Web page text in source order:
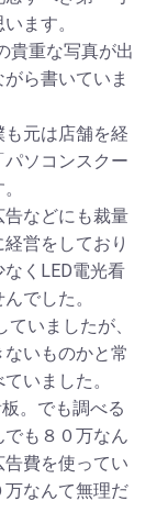
ます。
貴重な写真が出
ら書いていま
元は店舗を経
ソコンスクー
などにも裁量
営をしており
くLED電光看
でした。
いましたが、
いものかと常
いました。
。でも調べる
も８０万なん
費を使ってい
なんて無理だ